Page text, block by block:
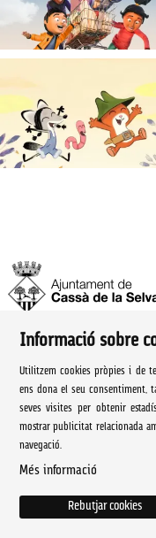
Rambla Onze de
Cassà de la Selva Tel.
culturacassa@cassa.cat
Informació sobre
Utilitzem cookies pròpies i de
ens dona el seu consentiment,
seves visites per obtenir
mostrar publicitat relacionada
navegació.
Més informació
Rebutjar cookies